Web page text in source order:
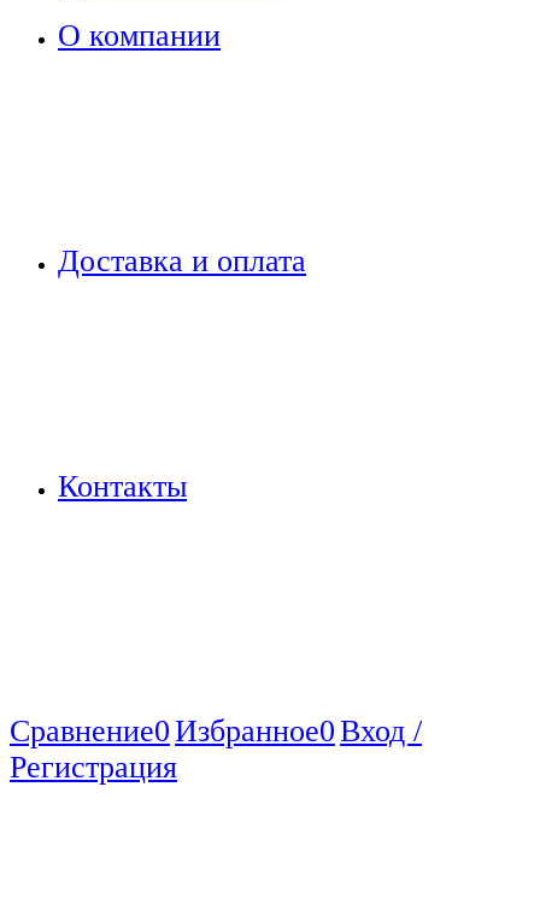
О компании
Доставка и оплата
Контакты
Сравнение0Избранное0Вход /
Регистрация